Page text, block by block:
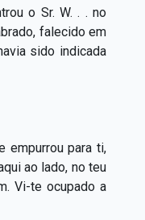
o Sr. W. . . no
falecido em
sido indicada
empurrou para ti,
ao lado, no teu
Vi-te ocupado a